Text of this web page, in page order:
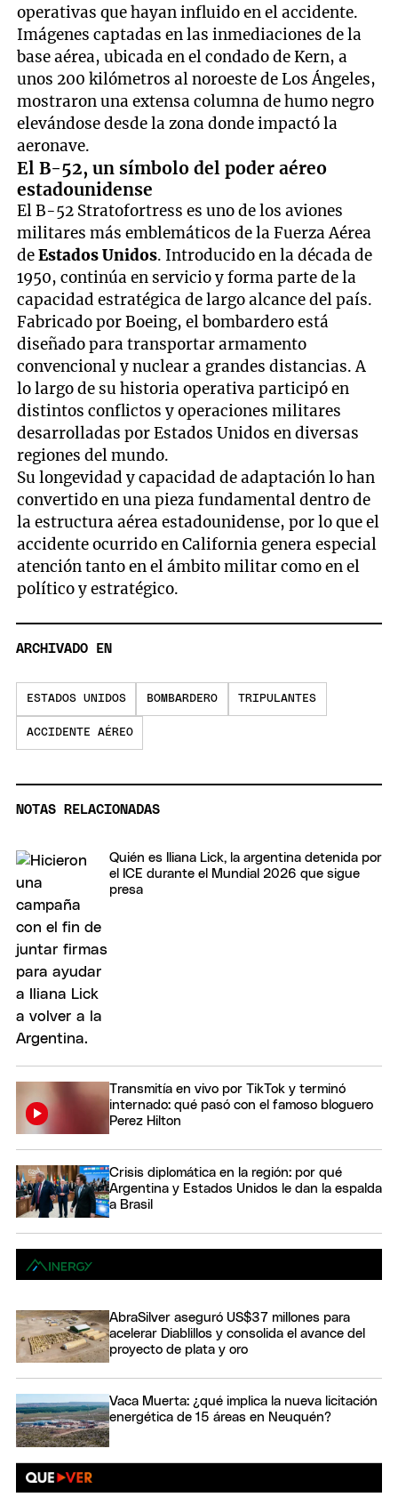
operativas que hayan influido en el accidente.
Imágenes captadas en las inmediaciones de la
base aérea, ubicada en el condado de Kern, a
unos 200 kilómetros al noroeste de Los Ángeles,
mostraron una extensa columna de humo negro
elevándose desde la zona donde impactó la
aeronave.
El B-52, un símbolo del poder aéreo
estadounidense
El B-52 Stratofortress es uno de los aviones
militares más emblemáticos de la Fuerza Aérea
deEstados Unidos. Introducido en la década de
1950, continúa en servicio y forma parte de la
capacidad estratégica de largo alcance del país.
Fabricado por Boeing, el bombardero está
diseñado para transportar armamento
convencional y nuclear a grandes distancias. A
lo largo de su historia operativa participó en
distintos conflictos y operaciones militares
desarrolladas por Estados Unidos en diversas
regiones del mundo.
Su longevidad y capacidad de adaptación lo han
convertido en una pieza fundamental dentro de
la estructura aérea estadounidense, por lo que el
accidente ocurrido en California genera especial
atención tanto en el ámbito militar como en el
político y estratégico.
ARCHIVADO EN
ESTADOS UNIDOS BOMBARDERO TRIPULANTES
ACCIDENTE AÉREO
NOTAS RELACIONADAS
Quién es Iliana Lick, la argentina detenida por
el ICE durante el Mundial 2026 que sigue
presa
Transmitía en vivo por TikTok y terminó
internado: qué pasó con el famoso bloguero
Perez Hilton
Crisis diplomática en la región: por qué
Argentina y Estados Unidos le dan la espalda
a Brasil
AbraSilver aseguró US$37 millones para
acelerar Diablillos y consolida el avance del
proyecto de plata y oro
Vaca Muerta: ¿qué implica la nueva licitación
energética de 15 áreas en Neuquén?